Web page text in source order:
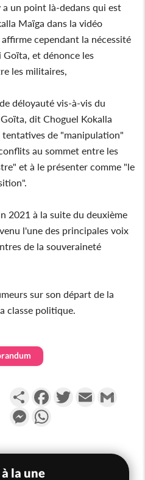
un point là-dedans qui est
Maïga dans la vidéo
cependant la nécessité
et dénonce les
les militaires,
déloyauté vis-à-vis du
dit Choguel Kokalla
tentatives de "manipulation"
au sommet entre les
et à le présenter comme "le
2021 à la suite du deuxième
l'une des principales voix
de la souveraineté
sur son départ de la
classe politique.
PartagerFacebookTwitterEmail
Messenger
la une